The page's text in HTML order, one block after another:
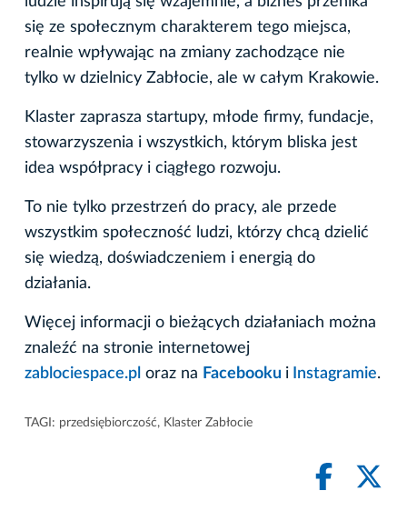
się ze społecznym charakterem tego miejsca,
realnie wpływając na zmiany zachodzące nie
tylko w dzielnicy Zabłocie, ale w całym Krakowie.
Klaster zaprasza startupy, młode firmy, fundacje,
stowarzyszenia i wszystkich, którym bliska jest
idea współpracy i ciągłego rozwoju.
To nie tylko przestrzeń do pracy, ale przede
wszystkim społeczność ludzi, którzy chcą dzielić
się wiedzą, doświadczeniem i energią do
działania.
Więcej informacji o bieżących działaniach można
znaleźć na stronie internetowej
zablociespace.pl oraz na Facebooku i Instagramie.
TAGI: przedsiębiorczość, Klaster Zabłocie